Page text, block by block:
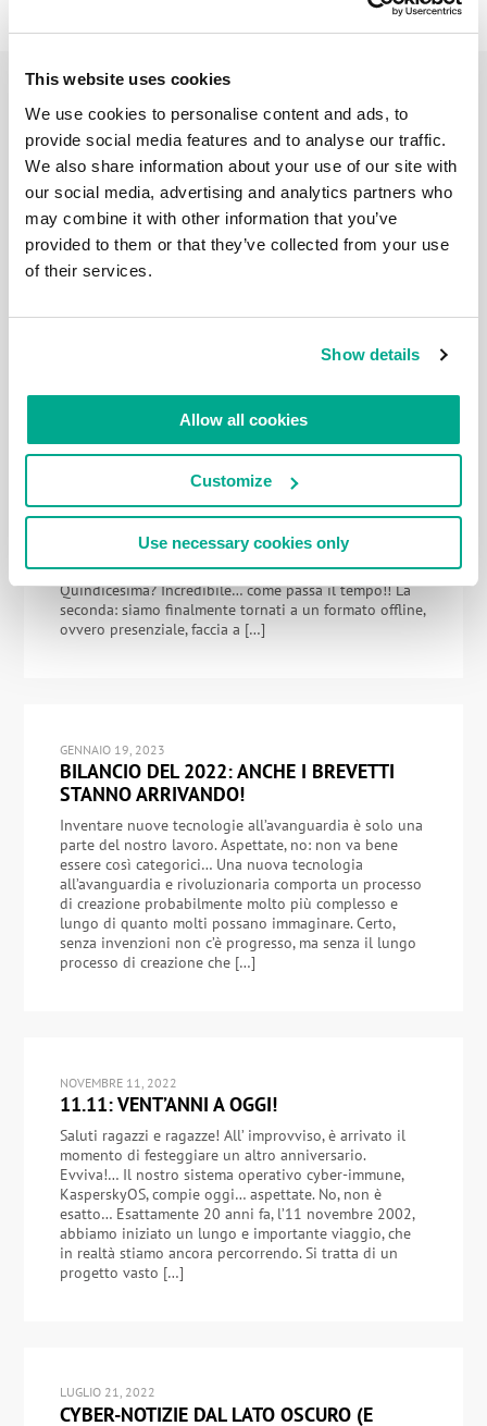
This website uses cookies
We use cookies to personalise content and ads, to
provide social media features and to analyse our traffic.
We also share information about your use of our site with
our social media, advertising and analytics partners who
may combine it with other information that you’ve
provided to them or that they’ve collected from your use
of their services.
Show details
Allow all cookies
Customize
Use necessary cookies only
FEBBRAIO 27, 2024
I PREMI NON SONO MAI TROPPI.
SOPRATTUTTO SE SI TRATTA DI PREMI
EUROPEI!
Infatti, quando la tua azienda viene premiata con il
titolo di "Product of the year" da nientemeno che AV-
Comparatives, non è possibile non recarsi di persona
I VERTICI DI INFOSEC: DI NUOVO AL SAS,
QUESTA VOLTA DI PERSONA!
Trombe, rullo di tamburi, applausi, acclamazioni, fischi!
Ecco due fantastiche notizie per voi: una ottima, l’altra
quindicesima conferenza annuale sulla sicurezza
informatica, il Security Analyst Summit (SAS).
Quindicesima? Incredibile… come passa il tempo!! La
seconda: siamo finalmente tornati a un formato offline,
ovvero presenziale, faccia a […]
GENNAIO 19, 2023
BILANCIO DEL 2022: ANCHE I BREVETTI
STANNO ARRIVANDO!
Inventare nuove tecnologie all’avanguardia è solo una
parte del nostro lavoro. Aspettate, no: non va bene
essere così categorici… Una nuova tecnologia
all’avanguardia e rivoluzionaria comporta un processo
di creazione probabilmente molto più complesso e
lungo di quanto molti possano immaginare. Certo,
senza invenzioni non c’è progresso, ma senza il lungo
processo di creazione che […]
NOVEMBRE 11, 2022
11.11: VENT’ANNI A OGGI!
Saluti ragazzi e ragazze! All’ improvviso, è arrivato il
momento di festeggiare un altro anniversario.
Evviva!… Il nostro sistema operativo cyber-immune,
KasperskyOS, compie oggi… aspettate. No, non è
esatto… Esattamente 20 anni fa, l’11 novembre 2002,
abbiamo iniziato un lungo e importante viaggio, che
in realtà stiamo ancora percorrendo. Si tratta di un
progetto vasto […]
LUGLIO 21, 2022
CYBER-NOTIZIE DAL LATO OSCURO (E